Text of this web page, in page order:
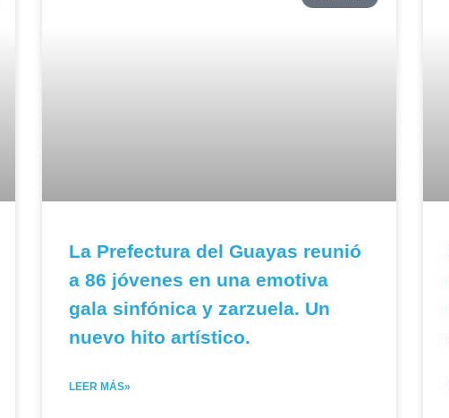
La Prefectura del Guayas reunió
a 86 jóvenes en una emotiva
gala sinfónica y zarzuela. Un
nuevo hito artístico.
LEER MÁS»